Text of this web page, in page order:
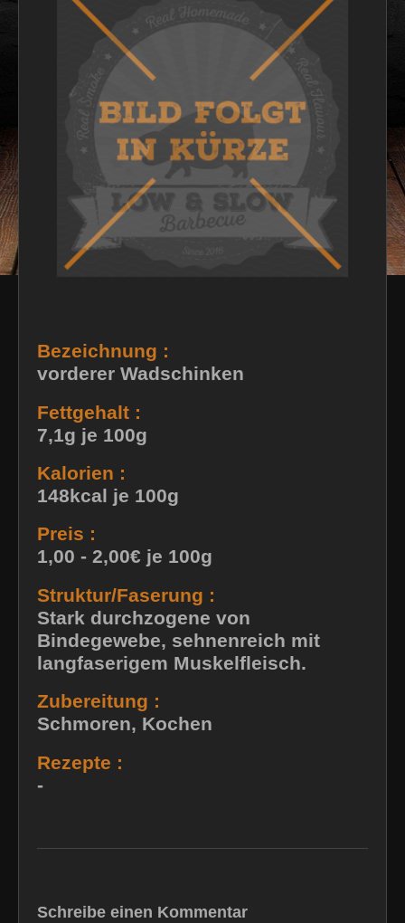
Bezeichnung :
vorderer Wadschinken
Fettgehalt :
7,1g je 100g
Kalorien :
148kcal je 100g
Preis :
1,00 - 2,00€ je 100g
Struktur/Faserung :
Stark durchzogene von
Bindegewebe, sehnenreich mit
langfaserigem Muskelfleisch.
Zubereitung :
Schmoren, Kochen
Rezepte :
-
Schreibe einen Kommentar